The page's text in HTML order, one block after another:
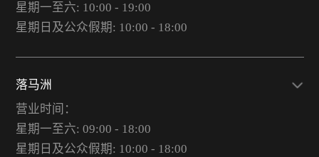
星期一至六: 10:00 - 19:00
星期日及公众假期: 10:00 - 18:00
落马洲
营业时间：
星期一至六: 09:00 - 18:00
星期日及公众假期: 10:00 - 18:00